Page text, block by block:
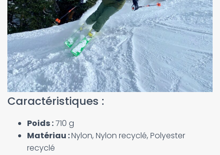
Caractéristiques :
Poids :710 g
Matériau :Nylon, Nylon recyclé, Polyester
recyclé